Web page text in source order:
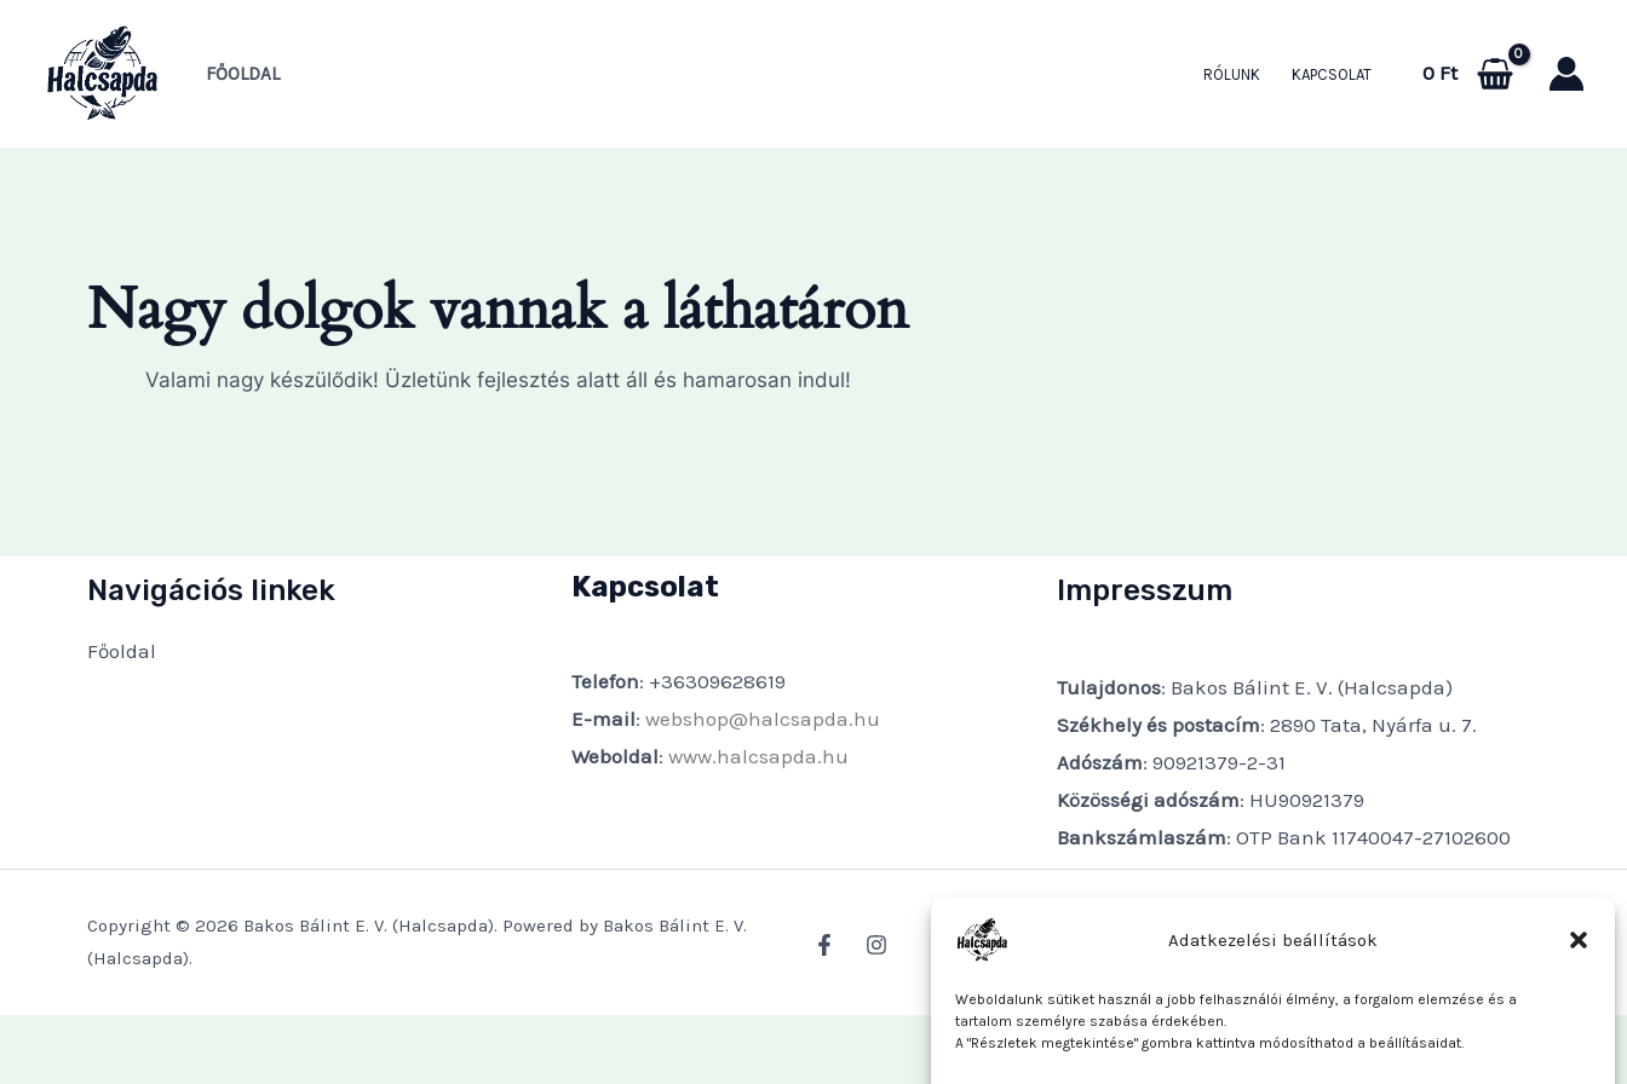
Adatkezelési beállítások
Weboldalunk sütiket használ a jobb felhasználói élmény, a forgalom elemzése és a
tartalom személyre szabása érdekében.
A "Részletek megtekintése" gombra kattintva módosíthatod a beállításaidat.
content
FŐOLDAL RÓLUNK KAPCSOLAT 0 Ft
Nagy dolgok vannak a láthatáron
Valami nagy készülődik! Üzletünk fejlesztés alatt áll és hamarosan indul!
Navigációs linkek
Főoldal
Kapcsolat
Telefon: +36309628619
E-mail:webshop@halcsapda.hu
Weboldal:www.halcsapda.hu
Impresszum
Tulajdonos: Bakos Bálint E. V. (Halcsapda)
Székhely és postacím: 2890 Tata, Nyárfa u. 7.
Adószám: 90921379-2-31
Közösségi adószám: HU90921379
Bankszámlaszám: OTP Bank 11740047-27102600
Copyright © 2026 Bakos Bálint E. V. (Halcsapda). Powered by Bakos Bálint E. V.
(Halcsapda).